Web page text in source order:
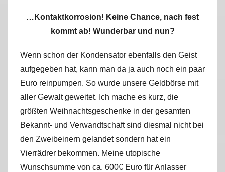
…Kontaktkorrosion! Keine Chance, nach fest
kommt ab! Wunderbar und nun?
Wenn schon der Kondensator ebenfalls den Geist
aufgegeben hat, kann man da ja auch noch ein paar
Euro reinpumpen. So wurde unsere Geldbörse mit
aller Gewalt geweitet. Ich mache es kurz, die
größten Weihnachtsgeschenke in der gesamten
Bekannt- und Verwandtschaft sind diesmal nicht bei
den Zweibeinern gelandet sondern hat ein
Vierrädrer bekommen. Meine utopische
Wunschsumme von ca. 600€ Euro für Anlasser